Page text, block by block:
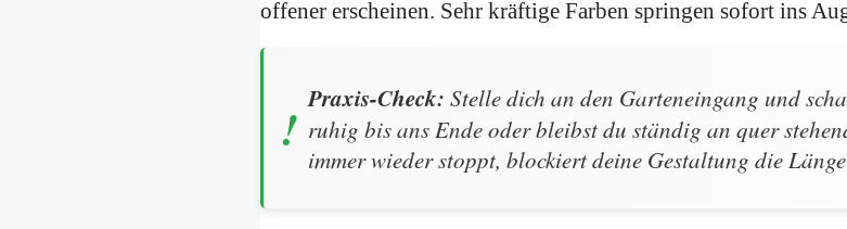
offener erscheinen. Sehr kräftige Farben springen sofort ins
Praxis-Check: Stelle dich an den Garteneingang und
ruhig bis ans Ende oder bleibst du ständig an quer
immer wieder stoppt, blockiert deine Gestaltung die